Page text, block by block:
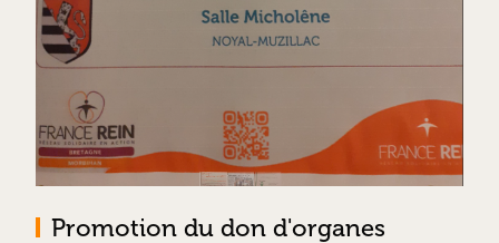
Promotion du don d'organes